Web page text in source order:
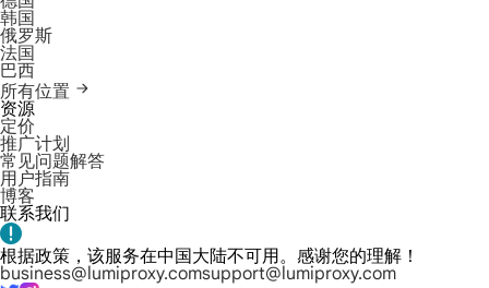
韩国
俄罗斯
法国
巴西
所有位置
资源
定价
推广计划
常见问题解答
用户指南
博客
联系我们
根据政策，该服务在中国大陆不可用。感谢您的理解！
business@lumiproxy.comsupport@lumiproxy.com